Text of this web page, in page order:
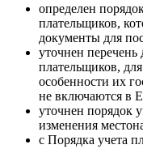
определен
плательщиков,
документы для
уточнен перечень
плательщиков,
особенности их
не включаются в
уточнен порядок
изменения
с Порядка учета